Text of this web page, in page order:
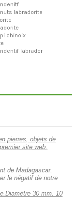
labradorite
chinoix
labrador
pierres, objets de
site web:
de Madagascar.
le négatif de notre
.Diamètre 30 mm. 10